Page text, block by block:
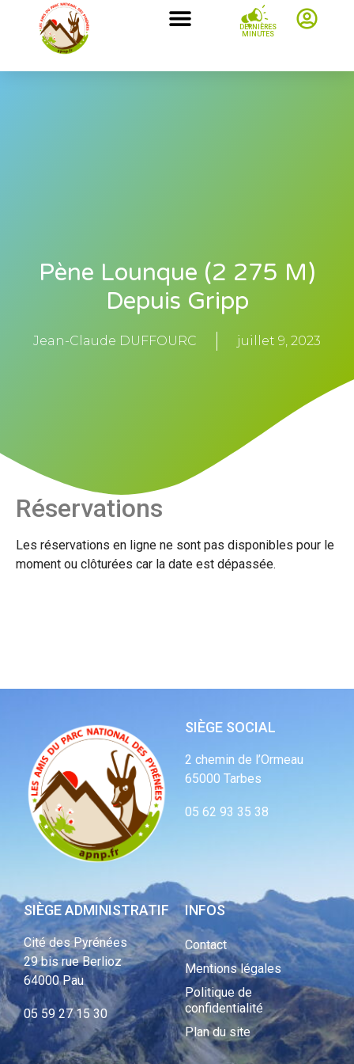
DERNIÈRES
MINUTES
Pène Lounque (2 275 M)
Depuis Gripp
Jean-Claude DUFFOURC juillet 9, 2023
Réservations
Les réservations en ligne ne sont pas disponibles pour le
moment ou clôturées car la date est dépassée.
SIÈGE SOCIAL
2 chemin de l’Ormeau
65000 Tarbes
05 62 93 35 38
SIÈGE ADMINISTRATIF
Cité des Pyrénées
29 bis rue Berlioz
64000 Pau
05 59 27 15 30
INFOS
Contact
Mentions légales
Politique de
confidentialité
Plan du site